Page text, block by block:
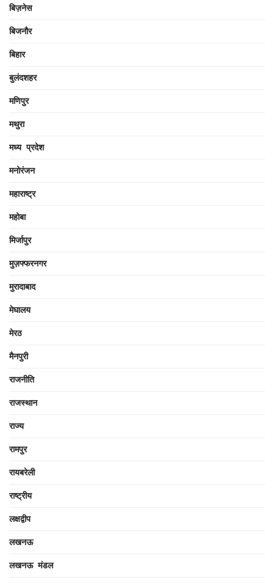
बिज़नेस
बिजनौर
बिहार
बुलंदशहर
मणिपुर
मथुरा
मध्य प्रदेश
मनोरंजन
महाराष्ट्र
महोबा
मिर्जापुर
मुज़फ्फरनगर
मुरादाबाद
मेघालय
मेरठ
मैनपुरी
राजनीति
राजस्थान
राज्य
रामपुर
रायबरेली
राष्ट्रीय
लक्षद्वीप
लखनऊ
लखनऊ मंडल